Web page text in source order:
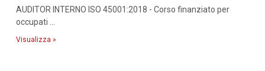
AUDITOR INTERNO ISO 45001:2018 - Corso finanziato per
occupati ...
Visualizza »